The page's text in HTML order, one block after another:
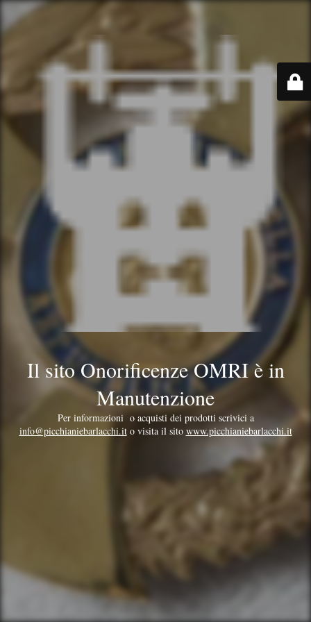
Il sito Onorificenze OMRI è in
Manutenzione
Per informazioni o acquisti dei prodotti scrivici a
info@picchianiebarlacchi.ito visita il sito www.picchianiebarlacchi.it